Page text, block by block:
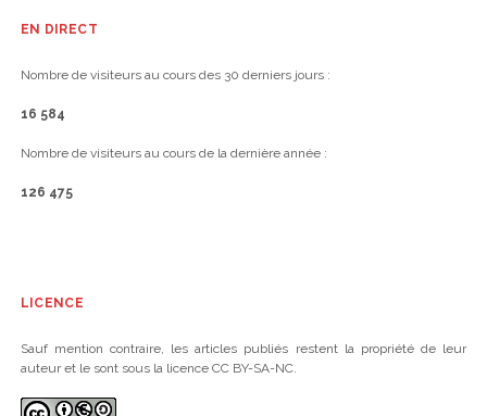
EN DIRECT
Nombre de visiteurs au cours des 30 derniers jours :
16 584
Nombre de visiteurs au cours de la dernière année :
126 475
LICENCE
Sauf mention contraire, les articles publiés restent la propriété de leur
auteur et le sont sous la licence CC BY-SA-NC.